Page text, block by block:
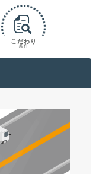
こだわり
条件